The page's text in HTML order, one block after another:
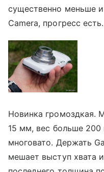
существенно меньше
Camera, прогресс есть.
Новинка громоздкая.
15 мм, вес больше 200
многовато. Держать
мешает выступ хвата